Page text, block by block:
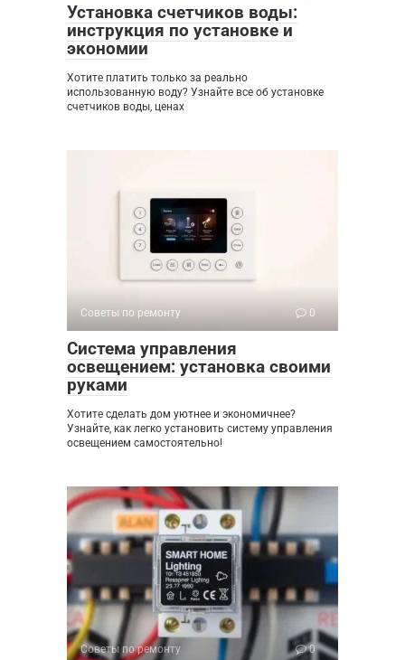
Установка счетчиков воды:
инструкция по установке и
экономии
Хотите платить только за реально
использованную воду? Узнайте все об установке
счетчиков воды, ценах
Советы по ремонту 0
Система управления
освещением: установка своими
руками
Хотите сделать дом уютнее и экономичнее?
Узнайте, как легко установить систему управления
освещением самостоятельно!
Советы по ремонту 0